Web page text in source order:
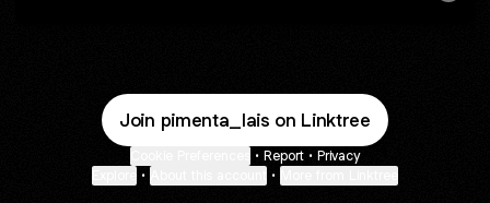
Join pimenta_lais on Linktree
• Report • Privacy
• •